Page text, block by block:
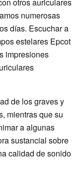
numerosas
días. Escuchar a
estelares Epcot
impresiones
de los graves y
mientras que su
a algunas
sustancial sobre
calidad de sonido